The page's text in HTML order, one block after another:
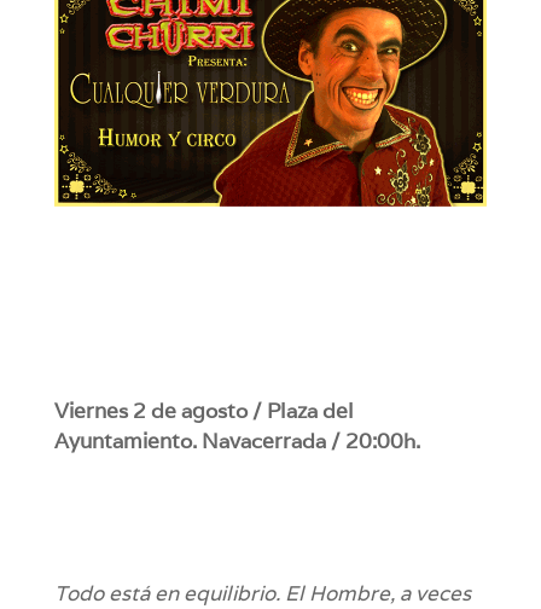
Viernes 2 de agosto / Plaza del
Ayuntamiento. Navacerrada / 20:00h.
Todo está en equilibrio. El Hombre, a veces